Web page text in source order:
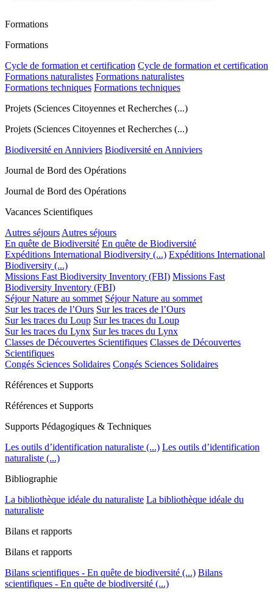
Formations
Formations
Cycle de formation et certification Cycle de formation et certification
Formations naturalistes Formations naturalistes
Formations techniques Formations techniques
Projets (Sciences Citoyennes et Recherches (...)
Projets (Sciences Citoyennes et Recherches (...)
Biodiversité en Anniviers Biodiversité en Anniviers
Journal de Bord des Opérations
Journal de Bord des Opérations
Vacances Scientifiques
Autres séjours Autres séjours
En quête de Biodiversité En quête de Biodiversité
Expéditions International Biodiversity (...) Expéditions International
Biodiversity (...)
Missions Fast Biodiversity Inventory (FBI) Missions Fast
Biodiversity Inventory (FBI)
Séjour Nature au sommet Séjour Nature au sommet
Sur les traces de l’Ours Sur les traces de l’Ours
Sur les traces du Loup Sur les traces du Loup
Sur les traces du Lynx Sur les traces du Lynx
Classes de Découvertes Scientifiques Classes de Découvertes
Scientifiques
Congés Sciences Solidaires Congés Sciences Solidaires
Références et Supports
Références et Supports
Supports Pédagogiques & Techniques
Les outils d’identification naturaliste (...) Les outils d’identification
naturaliste (...)
Bibliographie
La bibliothèque idéale du naturaliste La bibliothèque idéale du
naturaliste
Bilans et rapports
Bilans et rapports
Bilans scientifiques - En quête de biodiversité (...) Bilans
scientifiques - En quête de biodiversité (...)